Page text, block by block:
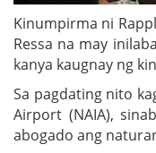
Kinumpirma ni
Ressa na may
kanya kaugnay ng
Sa pagdating nito
Airport (NAIA),
abogado ang